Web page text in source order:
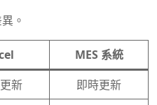
。
MES 系統
新
即時更新